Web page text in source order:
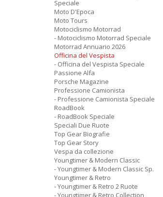
Speciale
Moto D'Epoca
Moto Tours
Motociclismo Motorrad
- Motociclismo Motorrad Speciale
Motorrad Annuario 2026
Officina del Vespista
- Officina del Vespista Speciale
Passione Alfa
Porsche Magazine
Professione Camionista
- Professione Camionista Speciale
RoadBook
- RoadBook Speciale
Speciali Due Ruote
Top Gear Biografie
Top Gear Story
Vespa da collezione
Youngtimer & Modern Classic
- Youngtimer & Modern Classic Sp.
Youngtimer & Retro
- Youngtimer & Retro 2 Ruote
- Youngtimer & Retro Collection